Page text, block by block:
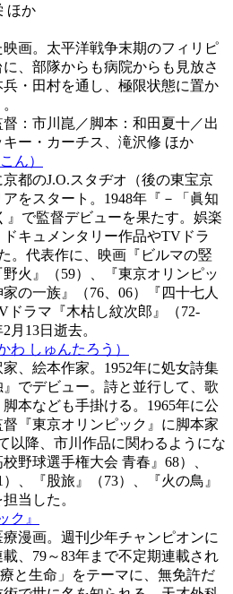
ほか
映画。太平洋戦争末期のフィリピ
、部隊からも病院からも見放さ
・田村を通し、極限状態に置か
：市川崑／脚本：和田夏十／出
ー・カーチス、滝沢修 ほか
ん）
都のJ.O.スタヂオ（後の東宝京
をスタート。1948年『－「眞知
』で監督デビューを果たす。娯楽
キュメンタリー作品やTVドラ
。代表作に、映画『ビルマの竪
火』（59）、『東京オリンピッ
の一族』（76、06）『四十七人
ドラマ『木枯し紋次郎』（72-
月13日逝去。
わ しゅんたろう）
、絵本作家。1952年に処女詩集
』でデビュー。詩と並行して、歌
本なども手掛ける。1965年に公
『東京オリンピック』に脚本家
以降、市川作品に関わるようにな
野球選手権大会 青春』68）、
）、『股旅』（73）、『火の鳥』
当した。
ク』
漫画。週刊少年チャンピオンに
、79～83年まで不定期連載され
と生命」をテーマに、無免許だ